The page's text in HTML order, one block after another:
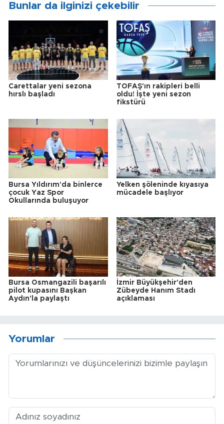
Bunlar da ilginizi çekebilir
Carettalar yeni sezona
hırslı başladı
TOFAŞ'ın rakipleri belli
oldu! İşte yeni sezon
fikstürü
Bursa Yıldırım'da binlerce
çocuk Yaz Spor
Okullarında buluşuyor
Yelken şöleninde kıyasıya
mücadele başlıyor
Bursa Osmangazili başarılı
pilot kupasını Başkan
Aydın'la paylaştı
İzmir Büyükşehir'den
Zübeyde Hanım Stadı
açıklaması
Yorumlar